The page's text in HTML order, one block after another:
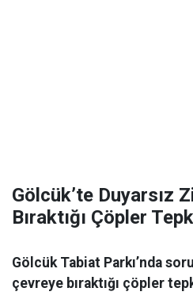
Gölcük’te Duyarsız
Bıraktığı Çöpler
Gölcük Tabiat Parkı’nda
çevreye bıraktığı çöpler